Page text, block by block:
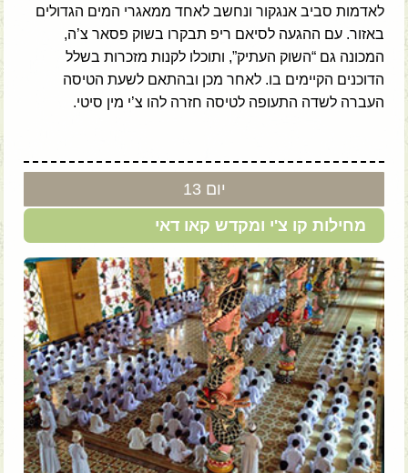
לאדמות סביב אנגקור ונחשב לאחד ממאגרי המים הגדולים
באזור. עם ההגעה לסיאם ריפ תבקרו בשוק פסאר צ’ה,
המכונה גם “השוק העתיק”, ותוכלו לקנות מזכרות בשלל
הדוכנים הקיימים בו. לאחר מכן ובהתאם לשעת הטיסה
העברה לשדה התעופה לטיסה חזרה להו צ’י מין סיטי.
מחילות קו צ'י ומקדש קאו דאי
יום 13